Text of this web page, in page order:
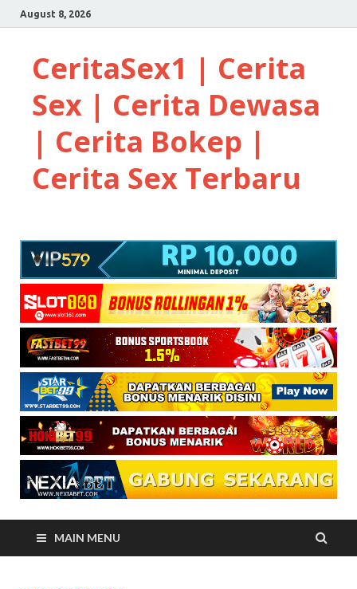
August 8, 2026
CeritaSex1 | Cerita
Sex | Cerita Dewasa
| Cerita Bokep |
Cerita Sex Terbaru
MAIN MENU